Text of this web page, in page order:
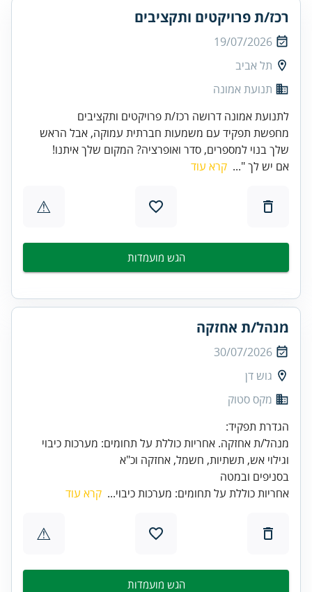
רכז/ת פרויקטים ותקציבים
19/07/2026
תל אביב
תנועת אמונה
לתנועת אמונה דרושה רכז/ת פרויקטים ותקציבים
מחפשת תפקיד עם משמעות חברתית עמוקה, אבל הראש
שלך בנוי למספרים, סדר ואופרציה? המקום שלך איתנו!
אם יש לך "... קרא עוד
⚠
הגש מועמדות
מנהל/ת אחזקה
30/07/2026
גוש דן
מקס סטוק
מנהל/ת אחזקה. אחריות כוללת על תחומים: מערכות כיבוי
בסניפים ובמטה
אחריות כוללת על תחומים: מערכות כיבוי... קרא עוד
⚠
הגש מועמדות